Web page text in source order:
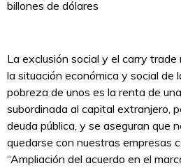
billones de dólares
La exclusión social y el carry
la situación económica y social de
pobreza de unos es la renta de
subordinada al capital extranjero,
deuda pública, y se aseguran que
quedarse con nuestras empresas
“Ampliación del acuerdo en el